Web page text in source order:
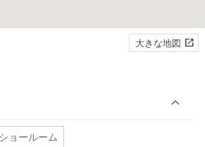
大きな地図
ョールーム